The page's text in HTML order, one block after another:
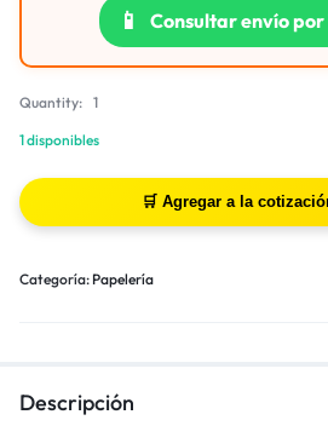
📱 Consultar envío
Quantity: 1
1 disponibles
Categoría: Papelería
Descripción